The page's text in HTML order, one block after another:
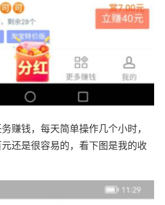
赚钱，每天简单操作几个小时，
还是很容易的，看下图是我的收